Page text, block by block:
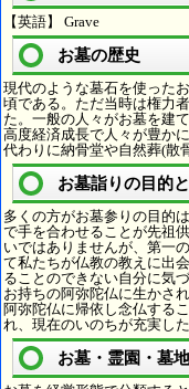
【英語】 Grave
お墓の歴史
現代のような墓石を使った
頃である。ただ当時は権力
た。一般の人々がお墓を建
高度経済成長で人々が豊か
代わりに納骨堂や自然葬(散
お墓詣りの目的
多くの方がお墓参りの目的
で手を合わせることが先祖
いではありませんが、第一
て私たちが仏教の教えに出
ることのできない自分に気
お持ちの阿弥陀仏に生かさ
阿弥陀仏に帰依し念仏する
れ、現在のいのちが充実し
お墓・霊園・墓